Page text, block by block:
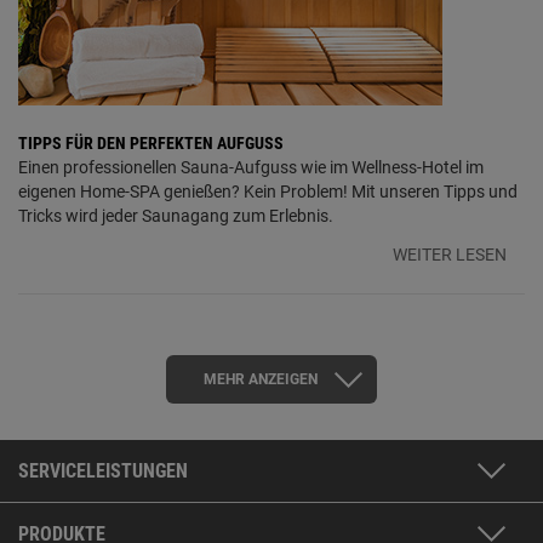
TIPPS FÜR DEN PERFEKTEN AUFGUSS
Einen professionellen Sauna-Aufguss wie im Wellness-Hotel im
eigenen Home-SPA genießen? Kein Problem! Mit unseren Tipps und
Tricks wird jeder Saunagang zum Erlebnis.
WEITER LESEN
MEHR ANZEIGEN
SERVICELEISTUNGEN
PRODUKTE